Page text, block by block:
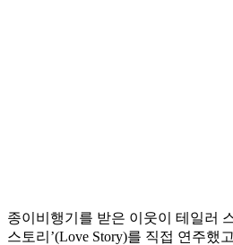
종이비행기를 받은 이웃이 테일러
스토리’(Love Story)를 직접 연주했